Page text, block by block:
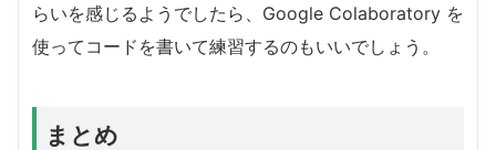
らいを感じるようでしたら、Google Colaboratory を
使ってコードを書いて練習するのもいいでしょう。
まとめ